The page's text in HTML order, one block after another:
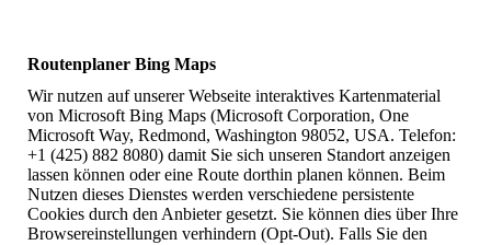
Routenplaner Bing Maps
Wir nutzen auf unserer Webseite interaktives Kartenmaterial
von Microsoft Bing Maps (Microsoft Corporation, One
Microsoft Way, Redmond, Washington 98052, USA. Telefon:
+1 (425) 882 8080) damit Sie sich unseren Standort anzeigen
lassen können oder eine Route dorthin planen können. Beim
Nutzen dieses Dienstes werden verschiedene persistente
Cookies durch den Anbieter gesetzt. Sie können dies über Ihre
Browsereinstellungen verhindern (Opt-Out). Falls Sie den